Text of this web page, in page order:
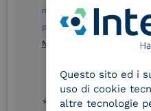
eIDAS Qualified Trust
Service Provider
nelle Norme di tutela della
presente modulo, dichiaro
Norme di tutela della
* campo
Questo sito ed i
uso di cookie
altre tecnologie